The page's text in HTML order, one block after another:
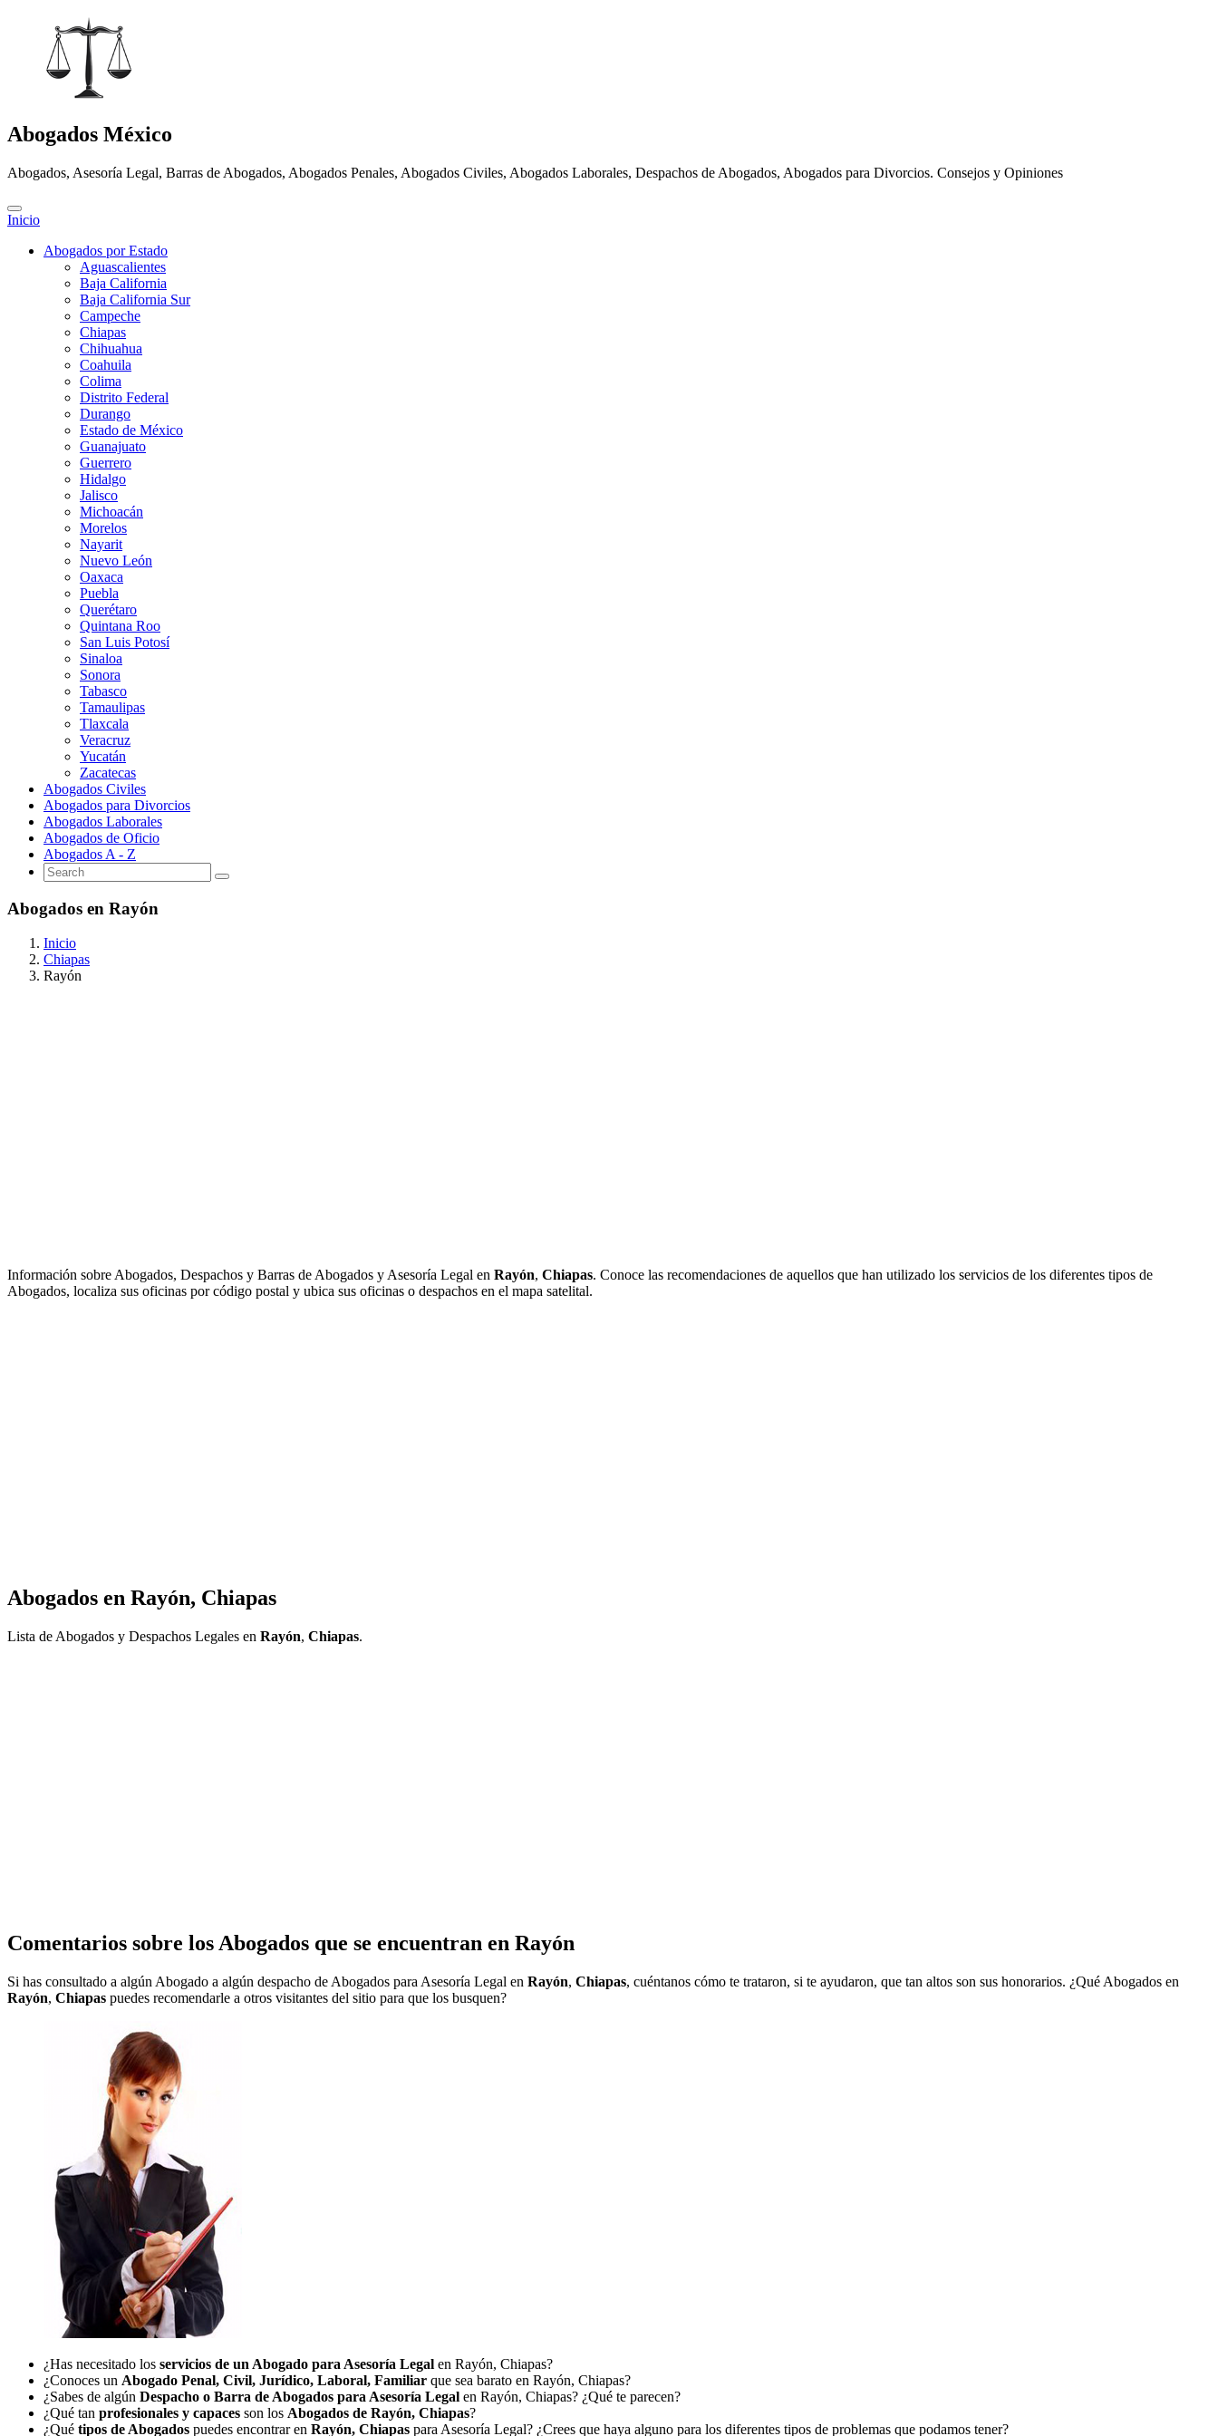
Abogados México
Abogados, Asesoría Legal, Barras de Abogados, Abogados Penales, Abogados Civiles, Abogados Laborales, Despachos de Abogados, Abogados para Divorcios. Consejos y Opiniones
Inicio
Abogados por Estado
Aguascalientes
Baja California
Baja California Sur
Campeche
Chiapas
Chihuahua
Coahuila
Colima
Distrito Federal
Durango
Estado de México
Guanajuato
Guerrero
Hidalgo
Jalisco
Michoacán
Morelos
Nayarit
Nuevo León
Oaxaca
Puebla
Querétaro
Quintana Roo
San Luis Potosí
Sinaloa
Sonora
Tabasco
Tamaulipas
Tlaxcala
Veracruz
Yucatán
Zacatecas
Abogados Civiles
Abogados para Divorcios
Abogados Laborales
Abogados de Oficio
Abogados A - Z
Abogados en Rayón
Inicio
Chiapas
Rayón
Información sobre Abogados, Despachos y Barras de Abogados y Asesoría Legal en Rayón, Chiapas. Conoce las recomendaciones de aquellos que han utilizado los servicios de los diferentes tipos de
Abogados, localiza sus oficinas por código postal y ubica sus oficinas o despachos en el mapa satelital.
Abogados en Rayón, Chiapas
Lista de Abogados y Despachos Legales en Rayón, Chiapas.
Comentarios sobre los Abogados que se encuentran en Rayón
Si has consultado a algún Abogado a algún despacho de Abogados para Asesoría Legal en Rayón, Chiapas, cuéntanos cómo te trataron, si te ayudaron, que tan altos son sus honorarios. ¿Qué Abogados en
Rayón, Chiapas puedes recomendarle a otros visitantes del sitio para que los busquen?
¿Has necesitado los servicios de un Abogado para Asesoría Legal en Rayón, Chiapas?
¿Conoces un Abogado Penal, Civil, Jurídico, Laboral, Familiar que sea barato en Rayón, Chiapas?
¿Sabes de algún Despacho o Barra de Abogados para Asesoría Legal en Rayón, Chiapas? ¿Qué te parecen?
¿Qué tan profesionales y capaces son los Abogados de Rayón, Chiapas?
¿Qué tipos de Abogados puedes encontrar en Rayón, Chiapas para Asesoría Legal? ¿Crees que haya alguno para los diferentes tipos de problemas que podamos tener?